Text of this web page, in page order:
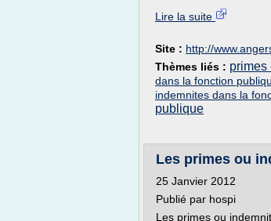
Lire la suite
Site : http://
Thèmes liés : primes
dans la fonction
indemnites dans la
publique
Les primes ou
25 Janvier 2012
Publié par hospi
Les primes ou